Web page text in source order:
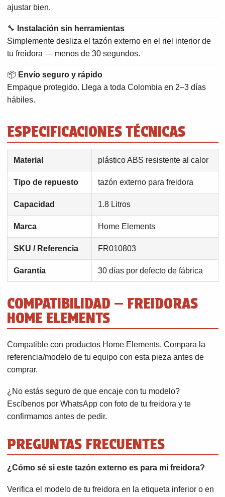
ajustar bien.
🔧
Instalación sin herramientas
Simplemente desliza el tazón externo en el riel interior de
tu freidora — menos de 30 segundos.
📦 Envío seguro y rápido
Empaque protegido. Llega a toda Colombia en 2–3 días
hábiles.
ESPECIFICACIONES TÉCNICAS
Material plástico ABS resistente al calor
Tipo de repuesto tazón externo para freidora
Capacidad 1.8 Litros
Marca Home Elements
SKU / Referencia FR010803
Garantía 30 días por defecto de fábrica
COMPATIBILIDAD — FREIDORAS
HOME ELEMENTS
Compatible con productos Home Elements. Compara la
referencia/modelo de tu equipo con esta pieza antes de
comprar.
¿No estás seguro de que encaje con tu modelo?
Escíbenos por WhatsApp con foto de tu freidora y te
confirmamos antes de pedir.
PREGUNTAS FRECUENTES
¿Cómo sé si este tazón externo es para mi freidora?
Verifica el modelo de tu freidora en la etiqueta inferior o en